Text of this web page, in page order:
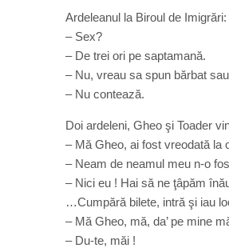
Ardeleanul la Biroul de Imigrări:
– Sex?
– De trei ori pe saptamană.
– Nu, vreau sa spun bărbat
– Nu contează.
Doi ardeleni, Gheo şi Toader
– Mă Gheo, ai fost vreodată la
– Neam de neamul meu n-o
– Nici eu ! Hai să ne ţâpăm
…Cumpără bilete, intră şi iau
– Mă Gheo, mă, da’ pe mine
– Du-te, măi !